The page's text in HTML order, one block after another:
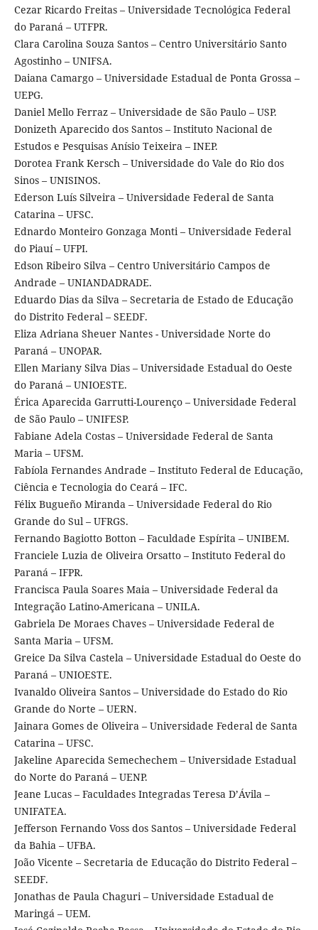
Cezar Ricardo Freitas – Universidade Tecnológica Federal
do Paraná – UTFPR.
Clara Carolina Souza Santos – Centro Universitário Santo
Agostinho – UNIFSA.
Daiana Camargo – Universidade Estadual de Ponta Grossa –
UEPG.
Daniel Mello Ferraz – Universidade de São Paulo – USP.
Donizeth Aparecido dos Santos – Instituto Nacional de
Estudos e Pesquisas Anísio Teixeira – INEP.
Dorotea Frank Kersch – Universidade do Vale do Rio dos
Sinos – UNISINOS.
Ederson Luís Silveira – Universidade Federal de Santa
Catarina – UFSC.
Ednardo Monteiro Gonzaga Monti – Universidade Federal
do Piauí – UFPI.
Edson Ribeiro Silva – Centro Universitário Campos de
Andrade – UNIANDADRADE.
Eduardo Dias da Silva – Secretaria de Estado de Educação
do Distrito Federal – SEEDF.
Eliza Adriana Sheuer Nantes - Universidade Norte do
Paraná – UNOPAR.
Ellen Mariany Silva Dias – Universidade Estadual do Oeste
do Paraná – UNIOESTE.
Érica Aparecida Garrutti-Lourenço – Universidade Federal
de São Paulo – UNIFESP.
Fabiane Adela Costas – Universidade Federal de Santa
Maria – UFSM.
Fabíola Fernandes Andrade – Instituto Federal de Educação,
Ciência e Tecnologia do Ceará – IFC.
Félix Bugueño Miranda – Universidade Federal do Rio
Grande do Sul – UFRGS.
Fernando Bagiotto Botton – Faculdade Espírita – UNIBEM.
Franciele Luzia de Oliveira Orsatto – Instituto Federal do
Paraná – IFPR.
Francisca Paula Soares Maia – Universidade Federal da
Integração Latino-Americana – UNILA.
Gabriela De Moraes Chaves – Universidade Federal de
Santa Maria – UFSM.
Greice Da Silva Castela – Universidade Estadual do Oeste do
Paraná – UNIOESTE.
Ivanaldo Oliveira Santos – Universidade do Estado do Rio
Grande do Norte – UERN.
Jainara Gomes de Oliveira – Universidade Federal de Santa
Catarina – UFSC.
Jakeline Aparecida Semechechem – Universidade Estadual
do Norte do Paraná – UENP.
Jeane Lucas – Faculdades Integradas Teresa D’Ávila –
UNIFATEA.
Jefferson Fernando Voss dos Santos – Universidade Federal
da Bahia – UFBA.
João Vicente – Secretaria de Educação do Distrito Federal –
SEEDF.
Jonathas de Paula Chaguri – Universidade Estadual de
Maringá – UEM.